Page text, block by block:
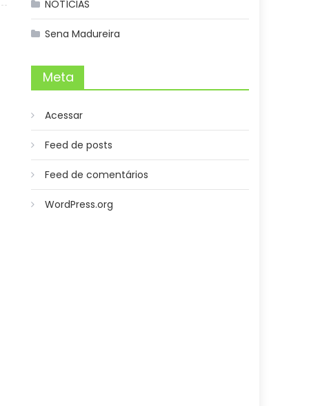
NOTÍCIAS
Sena Madureira
Meta
Acessar
Feed de posts
Feed de comentários
WordPress.org